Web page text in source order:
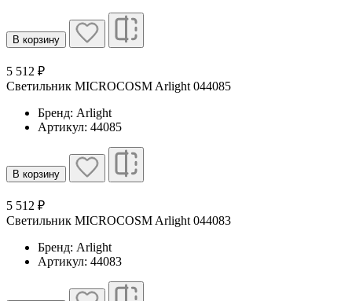
В корзину
5 512 ₽
Светильник MICROCOSM Arlight 044085
Бренд: Arlight
Артикул: 44085
В корзину
5 512 ₽
Светильник MICROCOSM Arlight 044083
Бренд: Arlight
Артикул: 44083